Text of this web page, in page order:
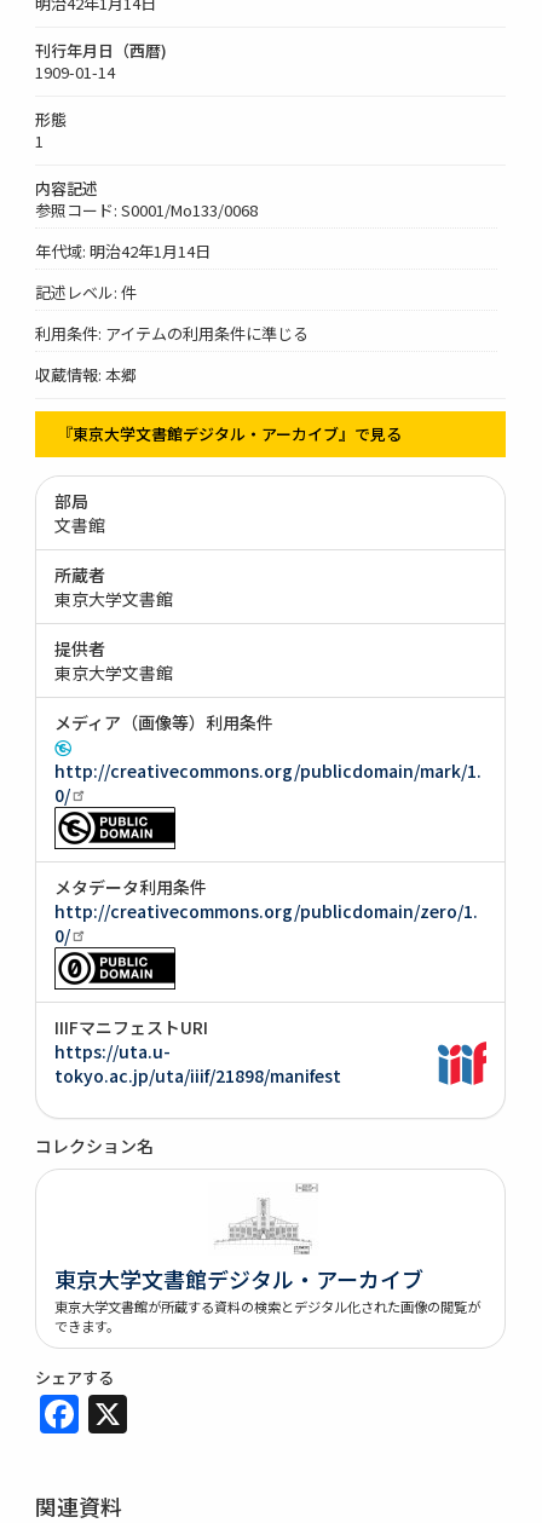
刊行年月日（西暦)
1909-01-14
形態
1
内容記述
参照コード: S0001/Mo133/0068
年代域: 明治42年1月14日
記述レベル: 件
利用条件: アイテムの利用条件に準じる
収蔵情報: 本郷
『東京大学文書館デジタル・アーカイブ』で見る
部局
文書館
所蔵者
東京大学文書館
提供者
東京大学文書館
メディア（画像等）利用条件
http://creativecommons.org/publicdomain/mark/1.
0/
メタデータ利用条件
http://creativecommons.org/publicdomain/zero/1.
0/
IIIFマニフェストURI
https://uta.u-
tokyo.ac.jp/uta/iiif/21898/manifest
コレクション名
東京大学文書館デジタル・アーカイブ
東京大学文書館が所蔵する資料の検索とデジタル化された画像の閲覧が
できます。
シェアする
Facebook
関連資料